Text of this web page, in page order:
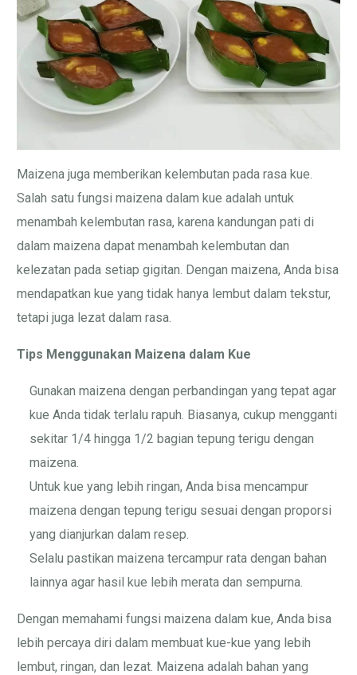
Maizena juga memberikan kelembutan pada rasa kue.
Salah satu fungsi maizena dalam kue adalah untuk
menambah kelembutan rasa, karena kandungan pati di
dalam maizena dapat menambah kelembutan dan
kelezatan pada setiap gigitan. Dengan maizena, Anda bisa
mendapatkan kue yang tidak hanya lembut dalam tekstur,
tetapi juga lezat dalam rasa.
Tips Menggunakan Maizena dalam Kue
Gunakan maizena dengan perbandingan yang tepat agar
kue Anda tidak terlalu rapuh. Biasanya, cukup mengganti
sekitar 1/4 hingga 1/2 bagian tepung terigu dengan
maizena.
Untuk kue yang lebih ringan, Anda bisa mencampur
maizena dengan tepung terigu sesuai dengan proporsi
yang dianjurkan dalam resep.
Selalu pastikan maizena tercampur rata dengan bahan
lainnya agar hasil kue lebih merata dan sempurna.
Dengan memahami fungsi maizena dalam kue, Anda bisa
lebih percaya diri dalam membuat kue-kue yang lebih
lembut, ringan, dan lezat. Maizena adalah bahan yang